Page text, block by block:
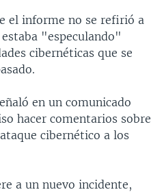
el informe no se refirió a
"especulando"
cibernéticas que se
en un comunicado
hacer comentarios sobre
cibernético a los
a un nuevo incidente,